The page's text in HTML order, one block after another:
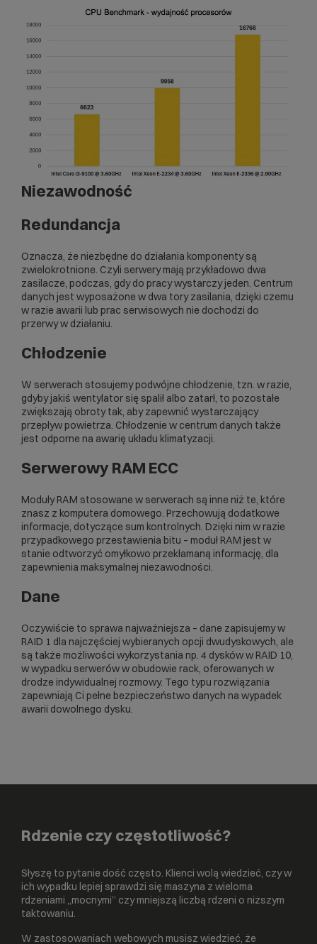
Niezawodność
Redundancja
Oznacza, że niezbędne do działania komponenty są
zwielokrotnione. Czyli serwery mają przykładowo dwa
zasilacze, podczas, gdy do pracy wystarczy jeden. Centrum
danych jest wyposażone w dwa tory zasilania, dzięki czemu
w razie awarii lub prac serwisowych nie dochodzi do
przerwy w działaniu.
Chłodzenie
W serwerach stosujemy podwójne chłodzenie, tzn. w razie,
gdyby jakiś wentylator się spalił albo zatarł, to pozostałe
zwiększają obroty tak, aby zapewnić wystarczający
przepływ powietrza. Chłodzenie w centrum danych także
jest odporne na awarię układu klimatyzacji.
Serwerowy RAM ECC
Moduły RAM stosowane w serwerach są inne niż te, które
znasz z komputera domowego. Przechowują dodatkowe
informacje, dotyczące sum kontrolnych. Dzięki nim w razie
przypadkowego przestawienia bitu – moduł RAM jest w
stanie odtworzyć omyłkowo przekłamaną informację, dla
zapewnienia maksymalnej niezawodności.
Dane
Oczywiście to sprawa najważniejsza – dane zapisujemy w
RAID 1 dla najczęściej wybieranych opcji dwudyskowych, ale
są także możliwości wykorzystania np. 4 dysków w RAID 10,
w wypadku serwerów w obudowie rack, oferowanych w
drodze indywidualnej rozmowy. Tego typu rozwiązania
zapewniają Ci pełne bezpieczeństwo danych na wypadek
awarii dowolnego dysku.
Rdzenie czy częstotliwość?
Słyszę to pytanie dość często. Klienci wolą wiedzieć, czy w
ich wypadku lepiej sprawdzi się maszyna z wieloma
rdzeniami „mocnymi” czy mniejszą liczbą rdzeni o niższym
taktowaniu.
W zastosowaniach webowych musisz wiedzieć, że